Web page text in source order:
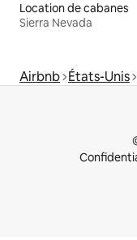
Location de cabanes
Sierra Nevada
Airbnb États-Unis